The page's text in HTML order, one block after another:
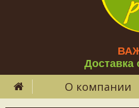
Доставка
О компании